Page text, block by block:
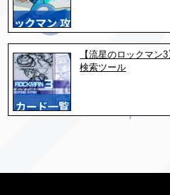
【流星のロックマン
検索ツール